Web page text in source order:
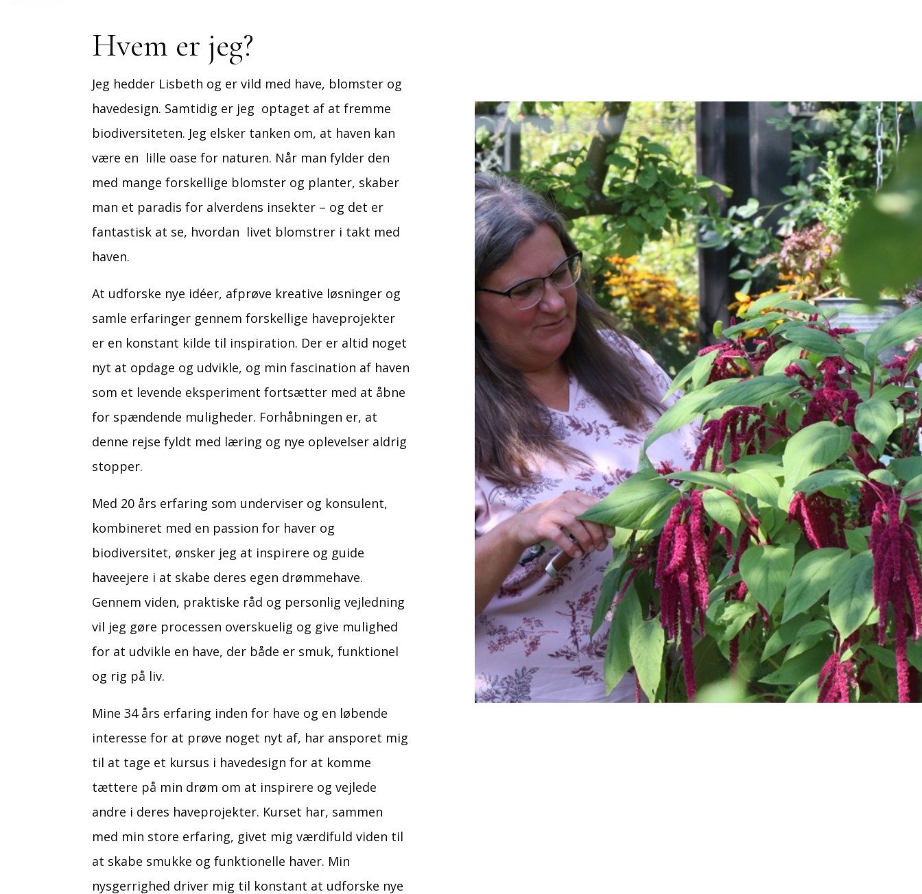
Hvem er jeg?
Jeg hedder Lisbeth og er vild med have, blomster og
havedesign. Samtidig er jeg optaget af at fremme
biodiversiteten. Jeg elsker tanken om, at haven kan
være en lille oase for naturen. Når man fylder den
med mange forskellige blomster og planter, skaber
man et paradis for alverdens insekter – og det er
fantastisk at se, hvordan livet blomstrer i takt med
haven.
At udforske nye idéer, afprøve kreative løsninger og
samle erfaringer gennem forskellige haveprojekter
er en konstant kilde til inspiration. Der er altid noget
nyt at opdage og udvikle, og min fascination af haven
som et levende eksperiment fortsætter med at åbne
for spændende muligheder. Forhåbningen er, at
denne rejse fyldt med læring og nye oplevelser aldrig
stopper.
Med 20 års erfaring som underviser og konsulent,
kombineret med en passion for haver og
biodiversitet, ønsker jeg at inspirere og guide
haveejere i at skabe deres egen drømmehave.
Gennem viden, praktiske råd og personlig vejledning
vil jeg gøre processen overskuelig og give mulighed
for at udvikle en have, der både er smuk, funktionel
og rig på liv.
Mine 34 års erfaring inden for have og en løbende
interesse for at prøve noget nyt af, har ansporet mig
til at tage et kursus i havedesign for at komme
tættere på min drøm om at inspirere og vejlede
andre i deres haveprojekter. Kurset har, sammen
med min store erfaring, givet mig værdifuld viden til
at skabe smukke og funktionelle haver. Min
nysgerrighed driver mig til konstant at udforske nye
Kontakt mig gerne
Få hjælp til at skabe retning,
engagement og ejerskab i jeres
projekt. Hør mere om facilitering af
møder
Kontakt mig i dag og hør hvordan
vi kan skabe noget grønt sammen.
GÅ TIL KONTAKT